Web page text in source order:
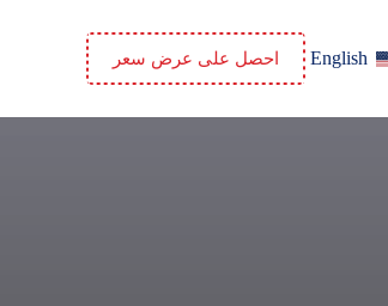
English احصل على عرض سعر